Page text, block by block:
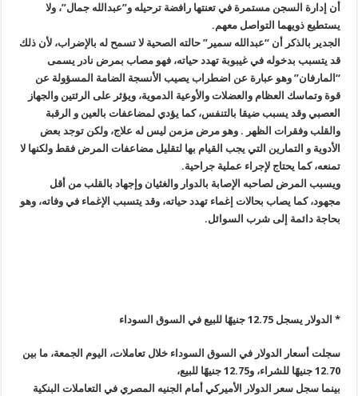
أن إدارة السجن مستمرة في تعنتها رافضة ترحيله و”عبدالله جمال”، ولا
يستطيع ذويهما التواصل معهم.
الجدير بالذكر أن “عبدالله سمير” حالته الصحية لا تسمح له بالإضراب، لأن ذلك
قد يتسبب بدخوله في غيبوبة تهدد حياته، فهو مصاب بمرض نادر يسمى
“المارفان” وهو عبارة عن اضطراب يصيب الأنسجة الضامة المسؤولة عن
قوة وتماسك العظام والعضلات والأوعية الدموية، ويؤثر على الرئتين والجهاز
العصبي وقد يسبب ضيقا بالتنفس، كما يؤدي لمضاعفات بالعين و الرقبة
والقلب وفقرات الظهر . وهو مرض مزمن ليس له علاج، ولكن توجد بعض
الأدوية و التمارين التي يجب القيام بها لتقليل مضاعفات المرض فقط ولكنها لا
تمنعه، كما يحتاج لإجراء عملية جراحية.
ويسبب المرض لصاحبه الإصابة بالدوار والغثيان وإجهاد بالقلب من أقل
مجهود، كما يصاب بحالات إغماء تهدد حياته، وقد يتسبب الإغماء في وفاته، وهو
بحاجة دائمة إلى شرب السوائل.
* الدولار يسجل 12.75 جنيهًا للبيع في السوق السوداء
سجلت أسعار الدولار في السوق السوداء خلال تعاملات، اليوم الجمعة، ما بين
12.70 جنيهًا للشراء، و12.75 جنيهًا للبيع،
بينما سجل سعر الدولار الأميركي أمام الجنيه المصري في التعاملات البنكية